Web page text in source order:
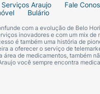
Serviços Araujo
Fale
Bulário
com a evolução de Belo
inovadores e com um mix de
é também uma história de
a oferecer o serviço de
área de medicamentos, também
você sempre encontra